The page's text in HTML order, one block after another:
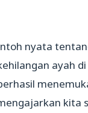
nyata
ayah